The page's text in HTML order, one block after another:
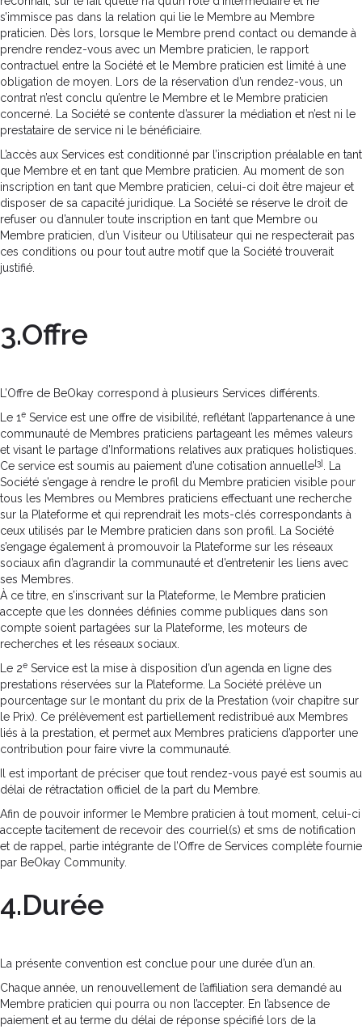
s’immisce pas dans la relation qui lie le Membre au Membre
praticien. Dès lors, lorsque le Membre prend contact ou demande à
prendre rendez-vous avec un Membre praticien, le rapport
contractuel entre la Société et le Membre praticien est limité à une
obligation de moyen. Lors de la réservation d’un rendez-vous, un
contrat n’est conclu qu’entre le Membre et le Membre praticien
concerné. La Société se contente d’assurer la médiation et n’est ni le
prestataire de service ni le bénéficiaire.
L’accès aux Services est conditionné par l’inscription préalable en tant
que Membre et en tant que Membre praticien. Au moment de son
inscription en tant que Membre praticien, celui-ci doit être majeur et
disposer de sa capacité juridique. La Société se réserve le droit de
refuser ou d’annuler toute inscription en tant que Membre ou
Membre praticien, d’un Visiteur ou Utilisateur qui ne respecterait pas
ces conditions ou pour tout autre motif que la Société trouverait
justifié.
3.Offre
L’Offre de BeOkay correspond à plusieurs Services différents.
Le 1e Service est une offre de visibilité, reflétant l’appartenance à une
communauté de Membres praticiens partageant les mêmes valeurs
et visant le partage d’Informations relatives aux pratiques holistiques.
Ce service est soumis au paiement d’une cotisation annuelle[3]
. La
Société s’engage à rendre le profil du Membre praticien visible pour
tous les Membres ou Membres praticiens effectuant une recherche
sur la Plateforme et qui reprendrait les mots-clés correspondants à
ceux utilisés par le Membre praticien dans son profil. La Société
s’engage également à promouvoir la Plateforme sur les réseaux
sociaux afin d’agrandir la communauté et d’entretenir les liens avec
ses Membres.
À ce titre, en s’inscrivant sur la Plateforme, le Membre praticien
accepte que les données définies comme publiques dans son
compte soient partagées sur la Plateforme, les moteurs de
recherches et les réseaux sociaux.
Le 2e Service est la mise à disposition d’un agenda en ligne des
prestations réservées sur la Plateforme. La Société prélève un
pourcentage sur le montant du prix de la Prestation (voir chapitre sur
le Prix). Ce prélèvement est partiellement redistribué aux Membres
liés à la prestation, et permet aux Membres praticiens d’apporter une
contribution pour faire vivre la communauté.
Il est important de préciser que tout rendez-vous payé est soumis au
délai de rétractation officiel de la part du Membre.
Afin de pouvoir informer le Membre praticien à tout moment, celui-ci
accepte tacitement de recevoir des courriel(s) et sms de notification
et de rappel, partie intégrante de l’Offre de Services complète fournie
par BeOkay Community.
4.Durée
La présente convention est conclue pour une durée d’un an.
Chaque année, un renouvellement de l’affiliation sera demandé au
Membre praticien qui pourra ou non l’accepter. En l’absence de
paiement et au terme du délai de réponse spécifié lors de la